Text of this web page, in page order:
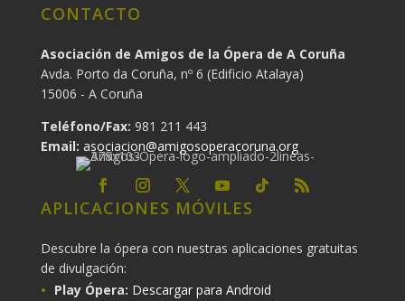
CONTACTO
Asociación de Amigos de la Ópera de A Coruña
Avda. Porto da Coruña, nº 6 (Edificio Atalaya)
15006 - A Coruña
Teléfono/Fax: 981 211 443
Email: asociacion@amigosoperacoruna.org
APLICACIONES MÓVILES
Descubre la ópera con nuestras aplicaciones gratuitas
de divulgación:
Play Ópera: Descargar para Android